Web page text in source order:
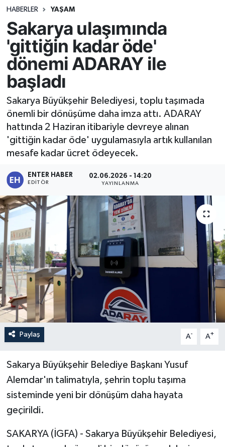
HABERLER YAŞAM
Sakarya ulaşımında
'gittiğin kadar öde'
dönemi ADARAY ile
başladı
Sakarya Büyükşehir Belediyesi, toplu taşımada
önemli bir dönüşüme daha imza attı. ADARAY
hattında 2 Haziran itibariyle devreye alınan
'gittiğin kadar öde' uygulamasıyla artık kullanılan
mesafe kadar ücret ödeyecek.
ENTER HABER
EDITÖR
02.06.2026 - 14:20
YAYINLANMA
Paylaş A- A+
Sakarya Büyükşehir Belediye Başkanı Yusuf
Alemdar'ın talimatıyla, şehrin toplu taşıma
sisteminde yeni bir dönüşüm daha hayata
geçirildi.
SAKARYA (İGFA) - Sakarya Büyükşehir Belediyesi,